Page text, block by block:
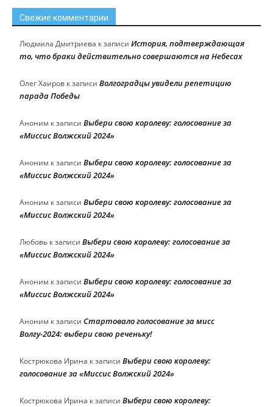
Свежие комментарии
Людмила Дмитриева к записи История, подтверждающая
то, что браки действительно совершаются на Небесах
Олег Хаиров к записи Волгоградцы увидели репетицию
парада Победы
Аноним к записи Выбери свою королеву: голосование за
«Миссис Волжский 2024»
Аноним к записи Выбери свою королеву: голосование за
«Миссис Волжский 2024»
Аноним к записи Выбери свою королеву: голосование за
«Миссис Волжский 2024»
Любовь к записи Выбери свою королеву: голосование за
«Миссис Волжский 2024»
Аноним к записи Выбери свою королеву: голосование за
«Миссис Волжский 2024»
Аноним к записи Стартовало голосование за мисс
Волгу-2024: выбери свою реченьку!
Кострюкова Ирина к записи Выбери свою королеву:
голосование за «Миссис Волжский 2024»
Кострюкова Ирина к записи Выбери свою королеву: